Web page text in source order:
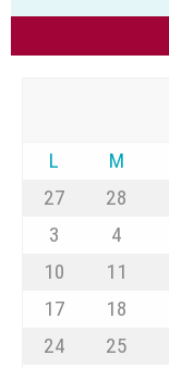
L M
27
28
3
4
10
11
17
18
24
25